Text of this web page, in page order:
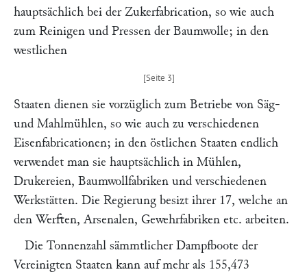
hauptsächlich bei der Zukerfabrication, so wie auch
zum Reinigen und Pressen der Baumwolle; in den
westlichen
Staaten dienen sie vorzüglich zum Betriebe von Säg-
und Mahlmühlen, so wie auch zu verschiedenen
Eisenfabricationen; in den östlichen Staaten endlich
verwendet man sie hauptsächlich in Mühlen,
Drukereien, Baumwollfabriken und verschiedenen
Werkstätten. Die Regierung besizt ihrer 17, welche an
den Werften, Arsenalen, Gewehrfabriken etc. arbeiten.
Die Tonnenzahl sämmtlicher Dampfboote der
Vereinigten Staaten kann auf mehr als 155,473